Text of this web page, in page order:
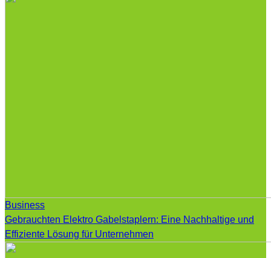
Business
Gebrauchten Elektro Gabelstaplern: Eine Nachhaltige und
Effiziente Lösung für Unternehmen